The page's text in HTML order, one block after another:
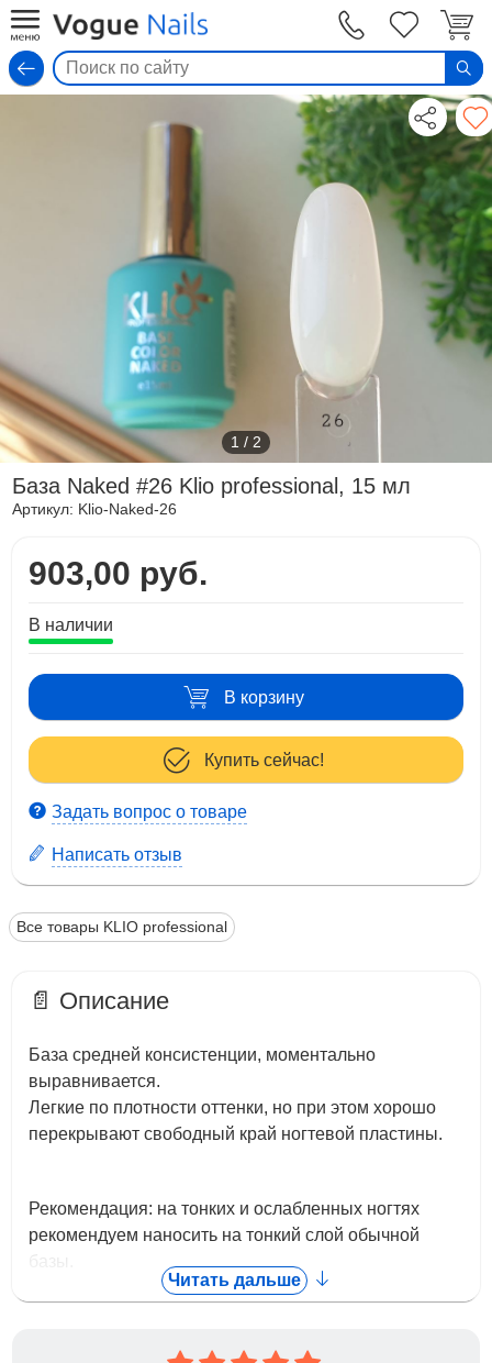
1 / 2
База Naked #26 Klio professional, 15 мл
Артикул: Klio-Naked-26
903,00 руб.
В наличии
В корзину
Купить сейчас!
Задать вопрос о товаре
Написать отзыв
Все товары KLIO professional
📄 Описание
База средней консистенции, моментально
выравнивается.
Легкие по плотности оттенки, но при этом хорошо
перекрывают свободный край ногтевой пластины.
Рекомендация: на тонких и ослабленных ногтях
рекомендуем наносить на тонкий слой обычной
Читать дальше